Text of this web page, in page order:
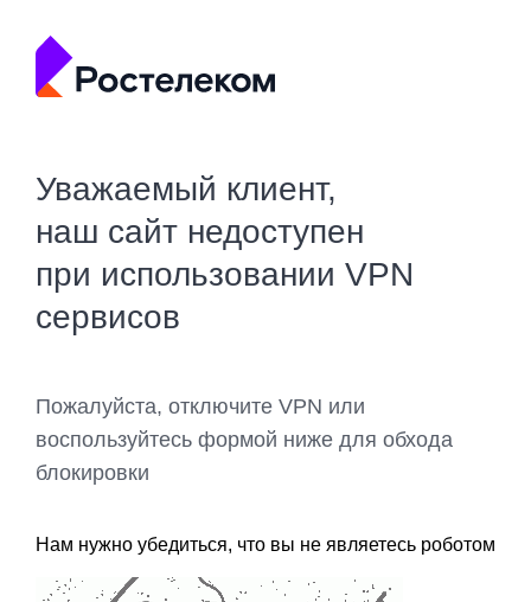
Уважаемый клиент,
наш сайт недоступен
при использовании VPN
сервисов
Пожалуйста, отключите VPN или
воспользуйтесь формой ниже для обхода
блокировки
Нам нужно убедиться, что вы не являетесь роботом